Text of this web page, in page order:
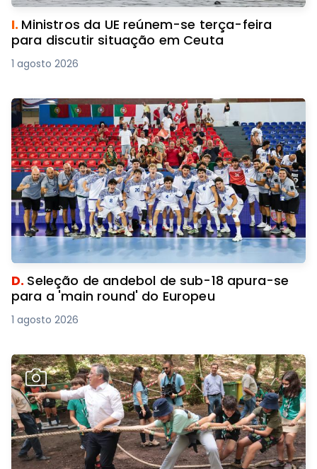
I. Ministros da UE reúnem-se terça-feira
para discutir situação em Ceuta
1 agosto 2026
D. Seleção de andebol de sub-18 apura-se
para a 'main round' do Europeu
1 agosto 2026